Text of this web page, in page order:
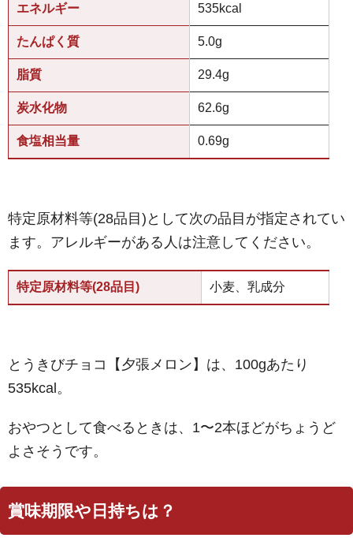
エネルギー 535kcal
たんぱく質 5.0g
脂質 29.4g
炭水化物 62.6g
食塩相当量 0.69g
特定原材料等(28品目)として次の品目が指定されてい
ます。アレルギーがある人は注意してください。
特定原材料等(28品目) 小麦、乳成分
とうきびチョコ【夕張メロン】は、100gあたり
535kcal。
おやつとして食べるときは、1〜2本ほどがちょうど
よさそうです。
賞味期限や日持ちは？